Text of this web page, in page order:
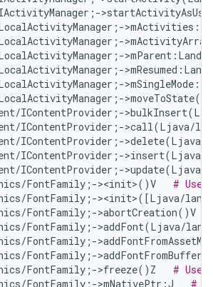
IActivityManager;-
LocalActivityManager;-
LocalActivityManager;-
IContentProvider;-
IContentProvider;->call(Ljava/
IContentProvider;-
IContentProvider;-
IContentProvider;-
FontFamily;-><init>()V # Use
FontFamily;-><init>([Ljava/
FontFamily;->abortCreation()V
FontFamily;->addFont(Ljava/
FontFamily;-
FontFamily;-
FontFamily;->freeze()Z # Use
FontFamily;->mNativePtr:J #